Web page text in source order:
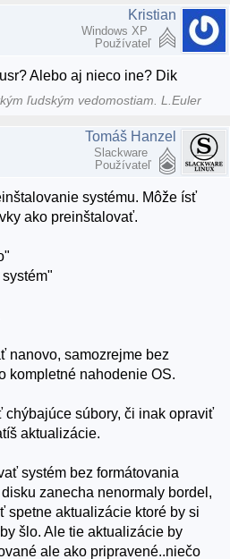
Kristian
Windows XP
Používateľ
Alebo aj nieco ine? Dik
ľudským vedomostiam. L.Euler
Tomáš Hanzel
Slackware
Používateľ
systému. Môže ísť
ako preinštalovať.
nanovo, samozrejme bez
kompletné nahodenie OS.
súbory, či inak opraviť
aktualizácie.
systém bez formátovania
zanecha nenormaly bordel,
spetne aktualizácie ktoré by si
šlo. Ale tie aktualizácie by
ale ako pripravené..niečo